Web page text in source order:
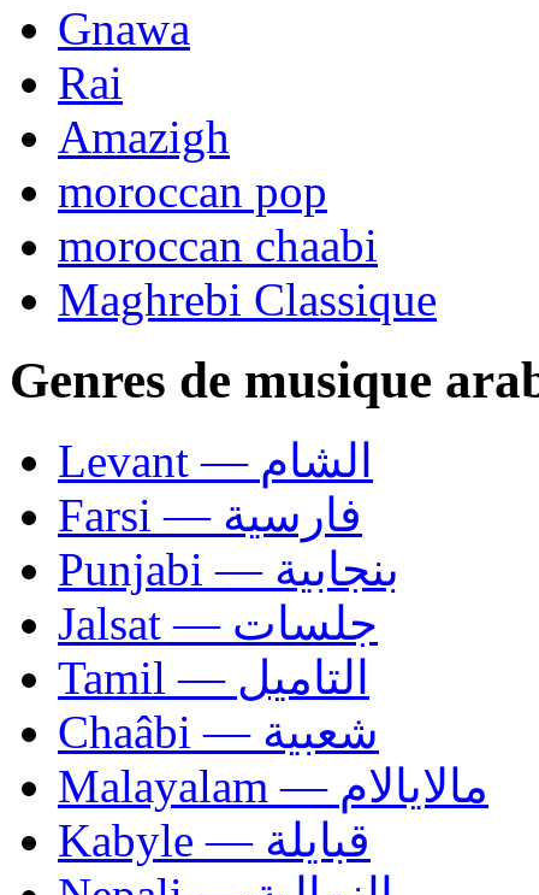
Gnawa
Rai
Amazigh
moroccan pop
moroccan chaabi
Maghrebi Classique
Genres de musique
Levant — الشام
Farsi — فارسية
Punjabi — بنجابية
Jalsat — جلسات
Tamil — التاميل
Chaâbi — شعبية
Malayalam — مالايالام
Kabyle — قبايلة